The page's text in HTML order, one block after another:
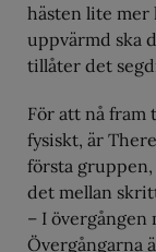
hästen lite mer
uppvärmd ska
tillåter det
För att nå fram
fysiskt, är
första
det mellan
– I övergången
Övergångarna